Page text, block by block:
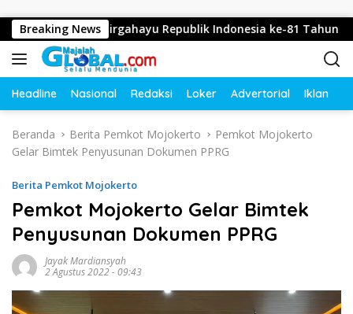
Breaking NewsDirgahayu Republik Indonesia ke-81 Tahun 2026
Headline Nasional Redaksi Loker Advertorial Iklan
Beranda Berita Pemkot Mojokerto
Pemkot Mojokerto
Gelar Bimtek Penyusunan Dokumen PPRG
Berita Pemkot Mojokerto
Pemkot Mojokerto Gelar Bimtek
Penyusunan Dokumen PPRG
Jayak Mardiansyah
2 Agustus 2022 - 09:43